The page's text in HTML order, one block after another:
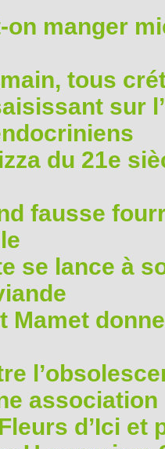
on manger
tous
sur
du 21e
fausse
se lance à
Mamet
d’Ici et